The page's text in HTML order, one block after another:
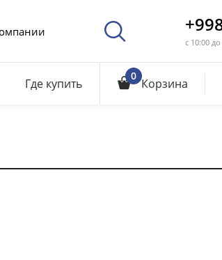
с 10:00
Где купить 0 Корзина